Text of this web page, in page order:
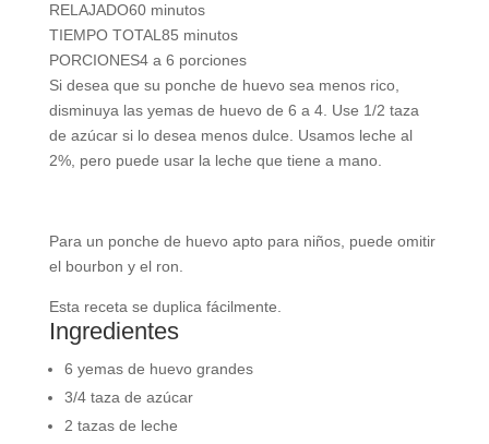
RELAJADO60 minutos
TIEMPO TOTAL 85 minutos
PORCIONES4 a 6 porciones
Si desea que su ponche de huevo sea menos rico,
disminuya las yemas de huevo de 6 a 4. Use 1/2 taza
de azúcar si lo desea menos dulce. Usamos leche al
2%, pero puede usar la leche que tiene a mano.
Para un ponche de huevo apto para niños, puede omitir
el bourbon y el ron.
Esta receta se duplica fácilmente.
Ingredientes
6 yemas de huevo grandes
3/4 taza de azúcar
2 tazas de leche